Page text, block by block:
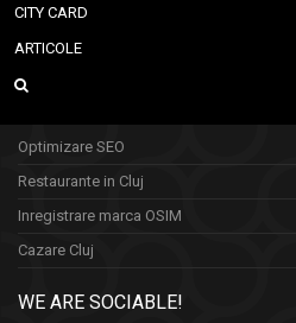
CITY CARD
ARTICOLE
Optimizare SEO
Restaurante in Cluj
Inregistrare marca OSIM
Cazare Cluj
WE ARE SOCIABLE!